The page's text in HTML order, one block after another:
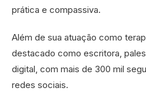
prática e compassiva.
Além de sua atuação como
destacado como escritora,
digital, com mais de 300 mil
redes sociais.